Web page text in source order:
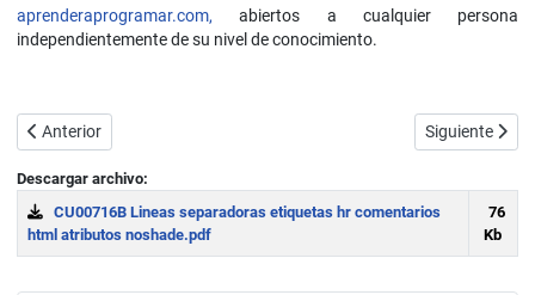
aprenderaprogramar.com, abiertos a cualquier persona
independientemente de su nivel de conocimiento.
Artículo anterior: Encabezados HTML h1 a h6. Párrafos. Aplicar
Anterior Artículo
Siguiente
Descargar archivo:
CU00716B Lineas separadoras etiquetas hr comentarios
html atributos noshade.pdf
76
Kb